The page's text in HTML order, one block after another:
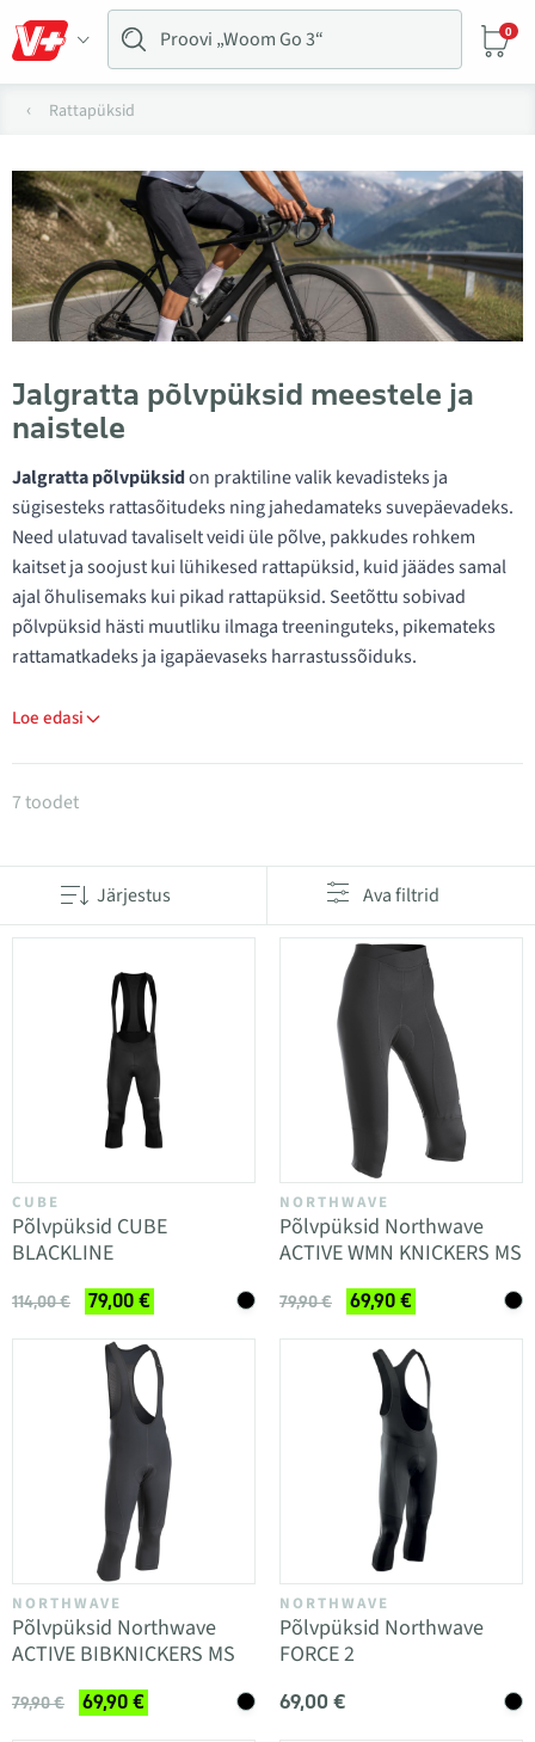
0
Rattapüksid
Jalgratta põlvpüksid meestele ja
naistele
Jalgratta põlvpüksidon praktiline valik kevadisteks ja
sügisesteks rattasõitudeks ning jahedamateks suvepäevadeks.
Need ulatuvad tavaliselt veidi üle põlve, pakkudes rohkem
kaitset ja soojust kui lühikesed rattapüksid, kuid jäädes samal
ajal õhulisemaks kui pikad rattapüksid. Seetõttu sobivad
põlvpüksid hästi muutliku ilmaga treeninguteks, pikemateks
rattamatkadeks ja igapäevaseks harrastussõiduks.
Loe edasi
Tooted kategoorias Põlvpüksid
7 toodet
Järjestus Ava filtrid
CUBE
Põlvpüksid CUBE
BLACKLINE
114,00 € 79,00 €
NORTHWAVE
Põlvpüksid Northwave
ACTIVE WMN KNICKERS MS
79,90 € 69,90 €
NORTHWAVE
Põlvpüksid Northwave
ACTIVE BIBKNICKERS MS
79,90 € 69,90 €
NORTHWAVE
Põlvpüksid Northwave
FORCE 2
69,00 €